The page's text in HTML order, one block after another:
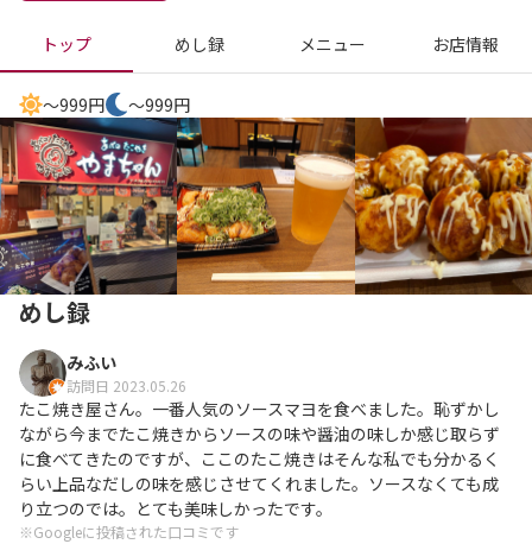
トップ めし録 メニュー お店情報
～999円 ～999円
めし録
みふい
訪問日 2023.05.26
たこ焼き屋さん。一番人気のソースマヨを食べました。恥ずかし
ながら今までたこ焼きからソースの味や醤油の味しか感じ取らず
に食べてきたのですが、ここのたこ焼きはそんな私でも分かるく
らい上品なだしの味を感じさせてくれました。ソースなくても成
り立つのでは。とても美味しかったです。
※Googleに投稿された口コミです